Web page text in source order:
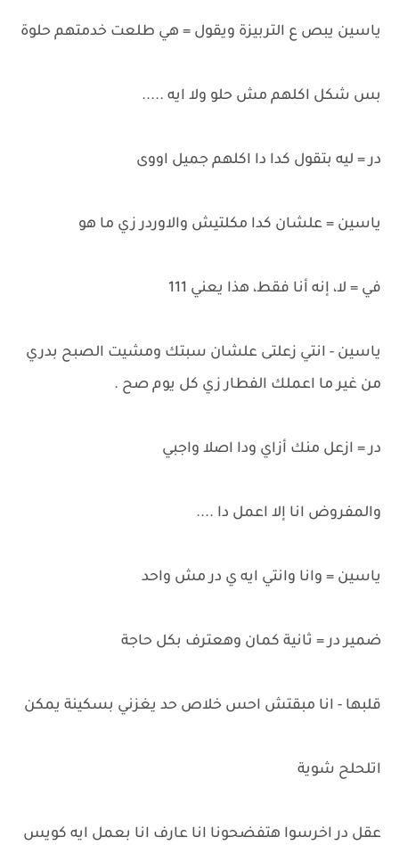
ياسين يبص ع التربيزة ويقول = هي طلعت خدمتهم حلوة
بس شكل اكلهم مش حلو ولا ايه .....
در = ليه بتقول كدا دا اكلهم جميل اووى
ياسين = علشان كدا مكلتيش والاوردر زي ما هو
في = لا، إنه أنا فقط، هذا يعني 111
ياسين - انتي زعلتى علشان سبتك ومشيت الصبح بدري
من غير ما اعملك الفطار زي كل يوم صح .
در = ازعل منك أزاي ودا اصلا واجبي
والمفروض انا إلا اعمل دا ....
ياسين = وانا وانتي ايه ي در مش واحد
ضمير در = ثانية كمان وهعترف بكل حاجة
قلبها - انا مبقتش احس خلاص حد يغزني بسكينة يمكن
اتلحلح شوية
عقل در اخرسوا هتفضحونا انا عارف انا بعمل ايه كويس